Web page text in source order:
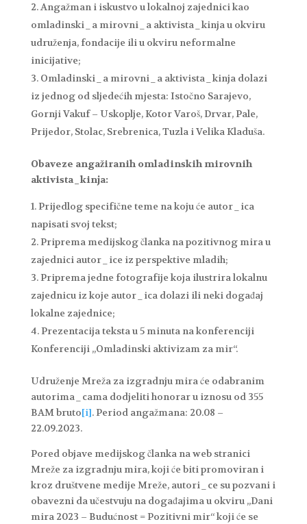
Angažman i iskustvo u lokalnoj zajednici kao
omladinski_a mirovni_a aktivista_kinja u okviru
udruženja, fondacije ili u okviru neformalne
inicijative;
Omladinski_a mirovni_a aktivista_kinja dolazi
iz jednog od sljedećih mjesta: Istočno Sarajevo,
Gornji Vakuf – Uskoplje, Kotor Varoš, Drvar, Pale,
Prijedor, Stolac, Srebrenica, Tuzla i Velika Kladuša.
Obaveze angažiranih omladinskih mirovnih
aktivista_kinja:
Prijedlog specifične teme na koju će autor_ica
napisati svoj tekst;
Priprema medijskog članka na pozitivnog mira u
zajednici autor_ice iz perspektive mladih;
Priprema jedne fotografije koja ilustrira lokalnu
zajednicu iz koje autor_ica dolazi ili neki događaj
lokalne zajednice;
Prezentacija teksta u 5 minuta na konferenciji
Konferenciji „Omladinski aktivizam za mir“.
Udruženje Mreža za izgradnju mira će odabranim
autorima_cama dodjeliti honorar u iznosu od 355
BAM bruto[i]. Period angažmana: 20.08 –
22.09.2023.
Pored objave medijskog članka na web stranici
Mreže za izgradnju mira, koji će biti promoviran i
kroz društvene medije Mreže, autori_ce su pozvani i
obavezni da učestvuju na događajima u okviru „Dani
mira 2023 – Budućnost = Pozitivni mir“ koji će se